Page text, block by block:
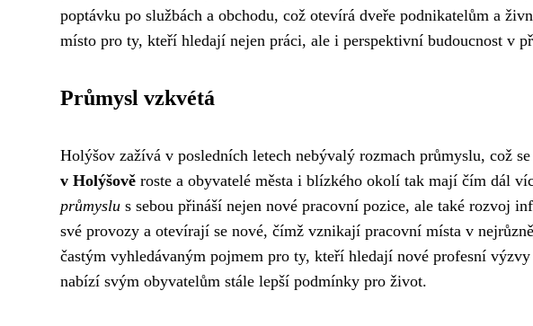
poptávku po službách a obchodu, což otevírá dveře podnikatelům a
místo pro ty, kteří hledají nejen práci, ale i perspektivní budoucnost v
Průmysl vzkvétá
Holýšov zažívá v posledních letech nebývalý rozmach průmyslu, což
v Holýšově roste a obyvatelé města i blízkého okolí tak mají čím dál
průmyslu s sebou přináší nejen nové pracovní pozice, ale také rozvoj
své provozy a otevírají se nové, čímž vznikají pracovní místa v
častým vyhledávaným pojmem pro ty, kteří hledají nové profesní
nabízí svým obyvatelům stále lepší podmínky pro život.